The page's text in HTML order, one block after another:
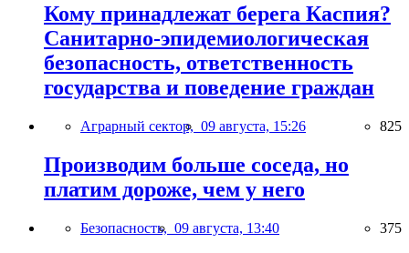
Кому принадлежат берега Каспия?
Санитарно-эпидемиологическая
безопасность, ответственность
государства и поведение граждан
Аграрный сектор, 09 августа, 15:26 825
Производим больше соседа, но
платим дороже, чем у него
Безопасность, 09 августа, 13:40 375